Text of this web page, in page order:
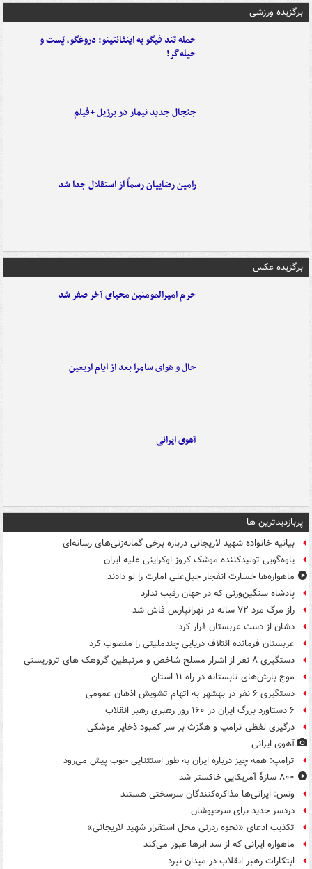
برگزیده ورزشی
حمله تند فیگو به اینفانتینو: دروغگو، پَست‌ و
حیله‌گر!
جنجال جدید نیمار در برزیل +فیلم
رامین رضاییان رسماً از استقلال جدا شد
برگزیده عکس
حرم امیرالمومنین محیای آخر صفر شد
حال و هوای سامرا بعد از ایام اربعین
آهوی ایرانی
پربازدیدترین ها
بیانیه خانواده شهید لاریجانی درباره برخی گمانه‌زنی‌های رسانه‌ای
یاوه‌گویی تولیدکننده موشک کروز اوکراینی علیه ایران
ماهواره‌ها خسارت انفجار جبل‌علی امارت را لو دادند
پادشاه سنگین‌وزنی که در جهان رقیب ندارد
راز مرگ مرد ۷۲ ساله در تهرانپارس فاش شد
دشان از دست عربستان فرار کرد
عربستان فرمانده ائتلاف دریایی چندملیتی را منصوب کرد
دستگیری ۸ نفر از اشرار مسلح شاخص و مرتبطین گروهک های تروریستی
موج بارش‌های تابستانه در راه ۱۱ استان
دستگیری ۶ نفر در بهشهر به اتهام تشویش اذهان عمومی
۶ دستاورد بزرگ ایران در ۱۶۰ روز رهبری رهبر انقلاب
درگیری لفظی ترامپ و هگزث بر سر کمبود ذخایر موشکی
آهوی ایرانی
ترامپ: همه چیز درباره ایران به طور استثنایی خوب پیش می‌رود
۸۰۰ سازۀ آمریکایی خاکستر شد
ونس: ایرانی‌ها مذاکره‌کنندگان سرسختی هستند
دردسر جدید برای سرخپوشان
تکذیب ادعای «نحوه ردزنی محل استقرار شهید لاریجانی»
ماهواره ایرانی که از سد ابرها عبور می‌کند
ابتکارات رهبر انقلاب در میدان نبرد